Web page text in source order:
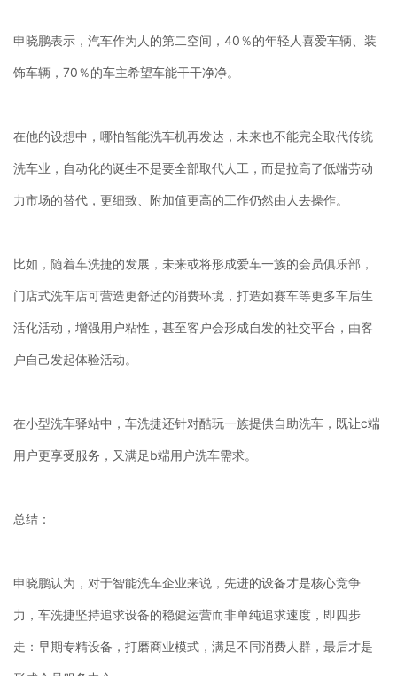
申晓鹏表示，汽车作为人的第二空间，40％的年轻人喜爱车辆、装
饰车辆，70％的车主希望车能干干净净。
在他的设想中，哪怕智能洗车机再发达，未来也不能完全取代传统
洗车业，自动化的诞生不是要全部取代人工，而是拉高了低端劳动
力市场的替代，更细致、附加值更高的工作仍然由人去操作。
比如，随着车洗捷的发展，未来或将形成爱车一族的会员俱乐部，
门店式洗车店可营造更舒适的消费环境，打造如赛车等更多车后生
活化活动，增强用户粘性，甚至客户会形成自发的社交平台，由客
户自己发起体验活动。
在小型洗车驿站中，车洗捷还针对酷玩一族提供自助洗车，既让c端
用户更享受服务，又满足b端用户洗车需求。
总结：
申晓鹏认为，对于智能洗车企业来说，先进的设备才是核心竞争
力，车洗捷坚持追求设备的稳健运营而非单纯追求速度，即四步
走：早期专精设备，打磨商业模式，满足不同消费人群，最后才是